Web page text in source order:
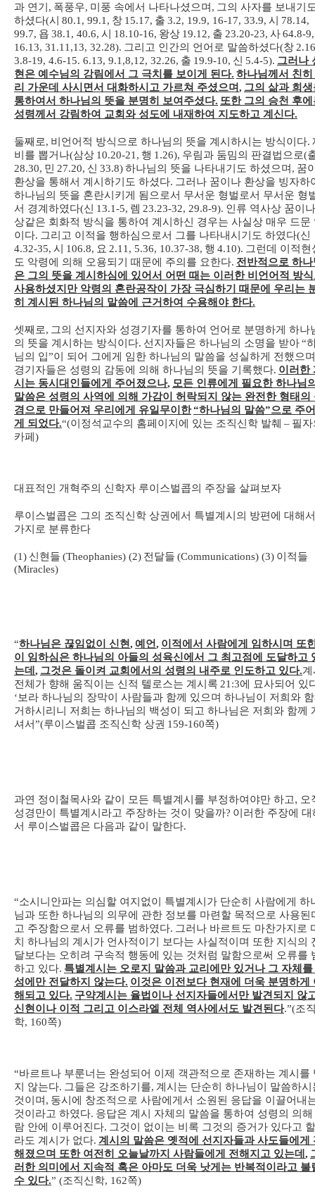
과 연기 , 폭풍우, 미풍 속에서 나타나셨으며 , 그의 사자를 보내기
하셨다(시 80.1, 99.1, 창 15.17, 출 3.2, 19.9, 16-17, 33.9, 시
78.14,
99.7, 욥 38.1, 40.6, 시 18.10-16, 왕상 19.12, 출 23.20-23, 사64.8-9,
16.13, 31.11,13, 32.28). 그리고 인간의 언어로 말씀하셨다(창
3.8-19, 4.6-15. 6.13, 9.1,8,12, 32.26, 출 19.9-10, 신 5.4-5). 그러나
현은 예수님의 강림에서 그 극치를 보이게 된다. 하나님께서 친히
리 가운데 사시면서 대화하시고 가르쳐 주셨으며, 그의 삶과 희생
통하여서 하나님의 뜻을 분명히 보여주셨다. 또한 그의 승천 후에
성령께서 강림하여 교회와 성도에 내재하여 지도하고 계신다.
둘째로, 비언어적 방식으로 하나님의 뜻을 계시하시는 방식이다.
비를 뽑거나(삼상 10.20-21, 행 1.26), 우림과 둠밈의 판결법으로(
28.30, 민 27.20, 신 33.8)하나님의 뜻을 나타내기도 하셨으며 , 꿈
환상을 통해서 계시하기도 하셨다. 그러나 꿈이나 환상을 빙자하
하나님의 뜻을 혼란시키게 됨으로서 무서운 형벌로서 무서운 형
서 경계하였다(신 13.1-5, 렘 23.23-32, 29.8-9). 인류 역사상 꿈이
상같은 회화적 방식을 통하여 계시하신 경우는 사실상 매우 드문
이다. 그리고 이적을 행하심으로서 그를 나타내시기도 하였다(신
4.32-35, 시 106.8, 요 2.11, 5.36, 10.37-38, 행 4.10). 그런데 이적현
도 악령에 의해 오용되기 때문에 주의를 요한다. 전반적으로 하나
은 그의 뜻을 계시하심에 있어서 어떤 때는 이러한 비언어적 방
사용하셨지만 악령의 혼란공작이 가장 극심하기 때문에 우리는
히 계시된 하나님의 말씀에 근거하여 수용해야 한다.
셋째로, 그의 선지자와 성경기자를 통하여 언어로 분명하게 하나
의 뜻을 계시하는 방식이다. 선지자들은 하나님의 소명을 받아“
님의 입”이 되어 그에게 임한 하나님의 말씀을 성실하게 전했으
경기자들은 성령의 감동에 의해 하나님의 뜻을 기록했다. 이러한
시는 동시대인들에게 주어졌으나, 모든 인류에게 필요한 하나님
말씀은 성령의 사역에 의해 가감이 허락되지 않는 완전한 형태의
경으로 만들어져 우리에게 유일무이한“하나님의 말씀”으로 주
게 되었다.“(이정석교수의 홈페이지에 있는 조직신학 발췌 – 필자
카페 )
대표적인 개혁주의 신학자 루이스벌콥의 주장을 살펴보자
루이스벌콥은 그의 조직신학 상권에서 특별계시의 방편에 대해
가지로 분류한다
(1) 신현들 (Theophanies) (2) 전달들 (Communications) (3) 이적들
(Miracles)
“하나님은 끊임없이 신현, 예언, 이적에서 사람에게 임하시며 또
이 임하심은 하나님의 아들의 성육신에서 그 최고점에 도달하고
는데 , 그것은 돌이켜 교회에서의 성령의 내주로 인도하고 있다.
전체가 향해 움직이는 신적 텔로스는 계시록 21:3에 묘사되어 있
‘보라 하나님의 장막이 사람들과 함께 있으며 하나님이 저희와
거하시리니 저희는 하나님의 백성이 되고 하나님은 저희와 함께
셔서”(루이스벌콥 조직신학 상권 159-160쪽)
과연 정이철목사와 같이 모든 특별계시를 부정하여야만 하고, 오
성경만이 특별계시라고 주장하는 것이 맞을까? 이러한 주장에 대
서 루이스벌콥은 다음과 같이 말한다.
“소시니안파는 의심할 여지없이 특별계시가 단순히 사람에게 하
님과 또한 하나님의 의무에 관한 정보를 마련할 목적으로 사용된
고 주장함으로서 오류를 범하였다. 그러나 바르트도 마찬가지로
치 하나님의 계시가 언사적이기 보다는 사실적이며 또한 지식의
달보다는 오히려 구속적 행동에 있는 것처럼 말함으로써 오류를
하고 있다. 특별계시는 오로지 말씀과 교리에만 있거나 그 자체를
성에만 전달하지 않는다. 이것은 이전보다 현재에 더욱 분명하게
해되고 있다. 구약계시는 율법이나 선지자들에서만 발견되지 않
신현이나 이적 그리고 이스라엘 전체 역사에서도 발견된다.”(조
학, 160쪽)
“바르트나 부룬너는 완성되어 이제 객관적으로 존재하는 계시를
지 않는다. 그들은 강조하기를, 계시는 단순히 하나님이 말씀하시
것이며 , 동시에 창조적으로 사람에게서 소원된 응답을 이끌어내
것이라고 하였다. 응답은 계시 자체의 말씀을 통하여 성령의 의해
람 안에 이루어진다. 그것이 없이는 비록 그것의 증거가 있다고
라도 계시가 없다. 계시의 말씀은 옛적에 선지자들과 사도들에게
해졌으며 또한 여전히 오늘날까지 사람들에게 전해지고 있는데 ,
러한 의미에서 지속적 혹은 아마도 더욱 낫게는 반복적이라고 불
수 있다.” (조직신학, 162쪽)